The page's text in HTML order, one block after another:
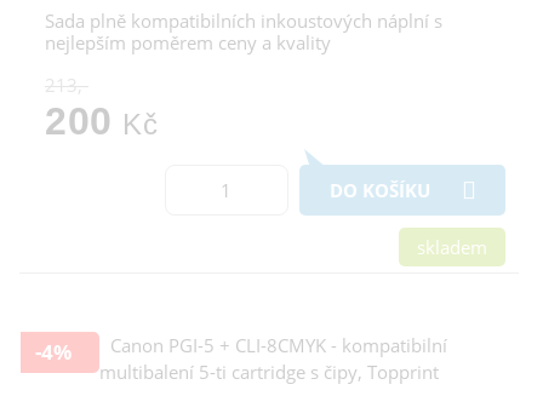
Sada plně kompatibilních inkoustových náplní s
nejlepším poměrem ceny a kvality
213,-
200 Kč
DO KOŠÍKU
skladem
-4%